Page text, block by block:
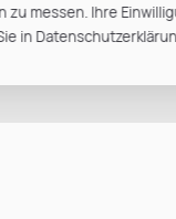
zu messen. Ihre
in